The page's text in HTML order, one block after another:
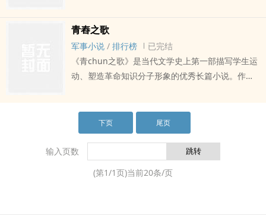
以及民族解放战争的壮烈场景。…
锋相对、殊死斗争。与此同时，党nei又清查托派。
于是小说围绕着严酷的抗ri斗争和党nei斗争，展示
了人物丰富的情感世界，揭示了人xing的复杂与变
化。…
青舂之歌
军事小说 / 排行榜
已完结
《青chun之歌》是当代文学史上第一部描写学生运
动、塑造革命知识分子形象的优秀长篇小说。作者
师和书店店员，在此期间接chu了ma列主义思想，
并加ru了共产党。这zhong个人的生活经历对她的
小说创作有很大的影响。《青chun之歌》正是
生运动为主线，成功地塑造了林dao静这一在三十
下页 尾页
输入页数
(第1/1页)当前20条/页